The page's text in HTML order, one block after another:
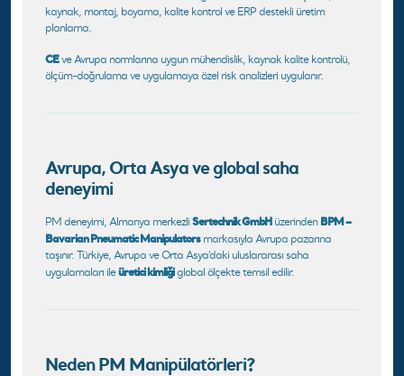
kaynak, montaj, boyama, kalite kontrol ve ERP destekli üretim
planlama.
CEve Avrupa normlarına uygun mühendislik, kaynak kalite kontrolü,
ölçüm-doğrulama ve uygulamaya özel risk analizleri uygulanır.
Avrupa, Orta Asya ve global saha
deneyimi
PM deneyimi, Almanya merkezliSertechnik GmbHüzerinden BPM –
Bavarian Pneumatic Manipulatorsmarkasıyla Avrupa pazarına
taşınır. Türkiye, Avrupa ve Orta Asya’daki uluslararası saha
uygulamaları ileüretici kimliğiglobal ölçekte temsil edilir.
Neden PM Manipülatörleri?